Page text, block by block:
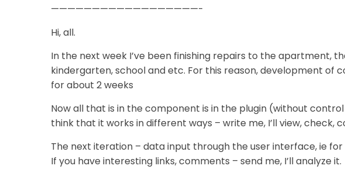
——————————————————-
Hi, all.
In the next week I’ve been finishing repairs to the apartment,
kindergarten, school and etc. For this reason, development of
for about 2 weeks
Now all that is in the component is in the plugin (without
think that it works in different ways – write me, I’ll view, check,
The next iteration – data input through the user interface, ie for
If you have interesting links, comments – send me, I’ll analyze it.